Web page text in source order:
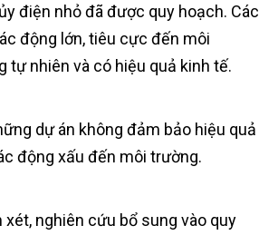
điện nhỏ đã được quy hoạch. Các
động lớn, tiêu cực đến môi
tự nhiên và có hiệu quả kinh tế.
dự án không đảm bảo hiệu quả
động xấu đến môi trường.
nghiên cứu bổ sung vào quy